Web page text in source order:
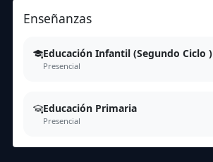
Enseñanzas
Educación Infantil (Segundo Ciclo )
Presencial
Educación Primaria
Presencial